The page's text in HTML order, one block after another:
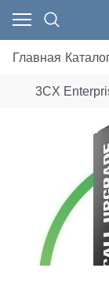
Главная
3CX